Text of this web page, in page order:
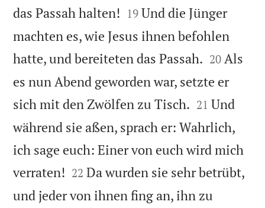
das Passah halten! 

19 Und die Jünger
machten es, wie Jesus ihnen befohlen
hatte, und bereiteten das Passah. 

20 Als
es nun Abend geworden war, setzte er
sich mit den Zwölfen zu Tisch. 

21 Und
während sie aßen, sprach er: Wahrlich,
ich sage euch: Einer von euch wird mich
verraten! 

22 Da wurden sie sehr betrübt,
und jeder von ihnen fing an, ihn zu